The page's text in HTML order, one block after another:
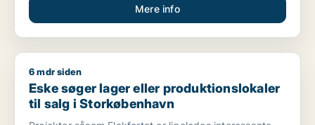
Mere info
Eske søger lager eller produktionslokaler til salg i
6 mdr siden
Eske søger lager eller produktionslokaler
til salg i Storkøbenhavn